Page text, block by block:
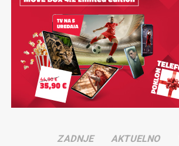
ZADNJE AKTUELNO